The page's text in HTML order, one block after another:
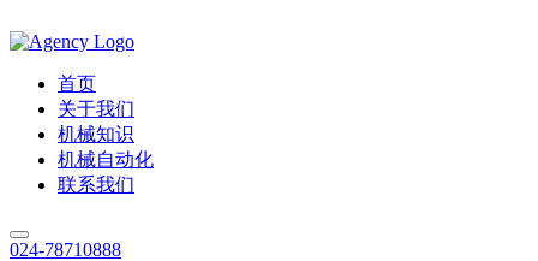
首页
关于我们
机械知识
机械自动化
联系我们
024-78710888